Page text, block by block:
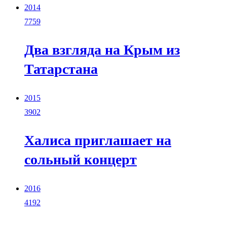
2014
7759
Два взгляда на Крым из
Татарстана
2015
3902
Халиса приглашает на
сольный концерт
2016
4192